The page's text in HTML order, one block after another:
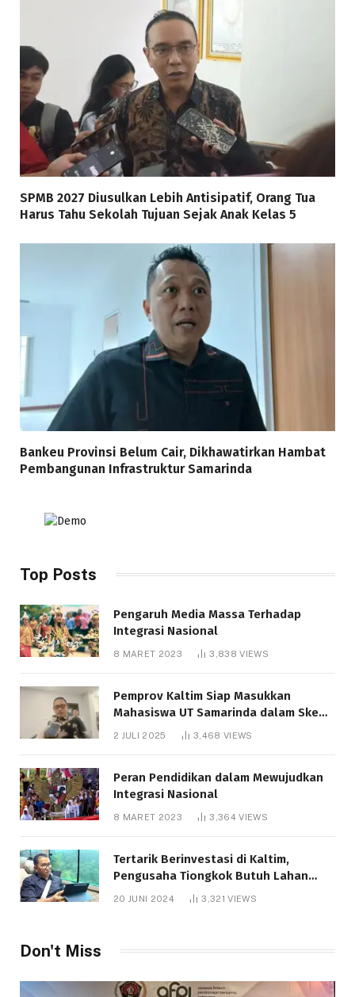
SPMB 2027 Diusulkan Lebih Antisipatif, Orang Tua
Harus Tahu Sekolah Tujuan Sejak Anak Kelas 5
Bankeu Provinsi Belum Cair, Dikhawatirkan Hambat
Pembangunan Infrastruktur Samarinda
Top Posts
Pengaruh Media Massa Terhadap
Integrasi Nasional
8 MARET 2023 3,838VIEWS
Pemprov Kaltim Siap Masukkan
Mahasiswa UT Samarinda dalam Skema
Bantuan Pendidikan Gratispol
2 JULI 2025 3,468 VIEWS
Peran Pendidikan dalam Mewujudkan
Integrasi Nasional
8 MARET 2023 3,364VIEWS
Tertarik Berinvestasi di Kaltim,
Pengusaha Tiongkok Butuh Lahan
20 JUNI 2024 3,321VIEWS
Don't Miss